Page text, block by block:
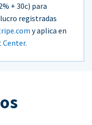
+ 30c) para
registradas
y aplica en